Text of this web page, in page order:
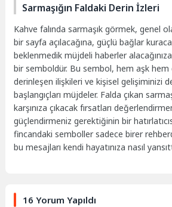
Sarmaşığın Faldaki Derin İzleri
Kahve falında sarmaşık görmek, genel
bir sayfa açılacağına, güçlü bağlar
beklenmedik müjdeli haberler
bir semboldür. Bu sembol, hem aşk hem
derinleşen ilişkileri ve kişisel gelişiminizi
başlangıçları müjdeler. Falda çıkan
karşınıza çıkacak fırsatları
güçlendirmeniz gerektiğinin bir
fincandaki semboller sadece birer
bu mesajları kendi hayatınıza nasıl
16 Yorum Yapıldı